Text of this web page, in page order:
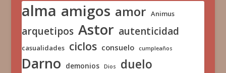
alma amigos amor Animus
arquetipos Astor autenticidad
casualidades ciclos consuelo cumpleaños
Darno demonios Dios duelo